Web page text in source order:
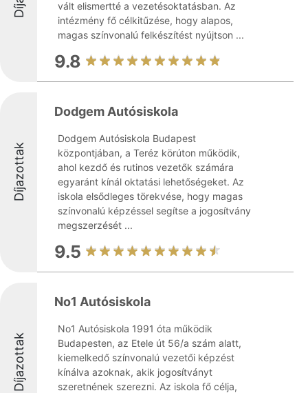
vált elismertté a vezetésoktatásban. Az
intézmény fő célkitűzése, hogy alapos,
magas színvonalú felkészítést nyújtson ...
9.8
Díjazottak
Dodgem Autósiskola
Dodgem Autósiskola Budapest
központjában, a Teréz körúton működik,
ahol kezdő és rutinos vezetők számára
egyaránt kínál oktatási lehetőségeket. Az
iskola elsődleges törekvése, hogy magas
színvonalú képzéssel segítse a jogosítvány
megszerzését ...
9.5
Díjazottak
No1 Autósiskola
No1 Autósiskola 1991 óta működik
Budapesten, az Etele út 56/a szám alatt,
kiemelkedő színvonalú vezetői képzést
kínálva azoknak, akik jogosítványt
szeretnének szerezni. Az iskola fő célja,